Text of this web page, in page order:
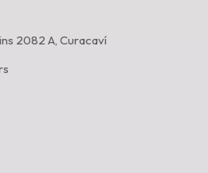
2082 A, Curacaví